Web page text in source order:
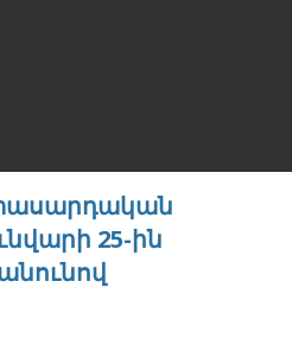
25-ին